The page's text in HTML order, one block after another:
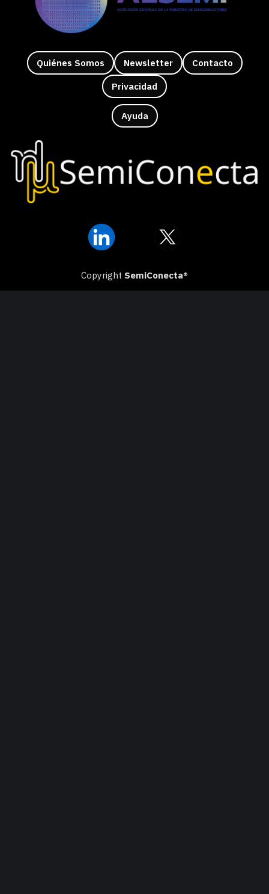
Quiénes Somos Newsletter
Contacto
Privacidad
Ayuda
Copyright SemiConecta®